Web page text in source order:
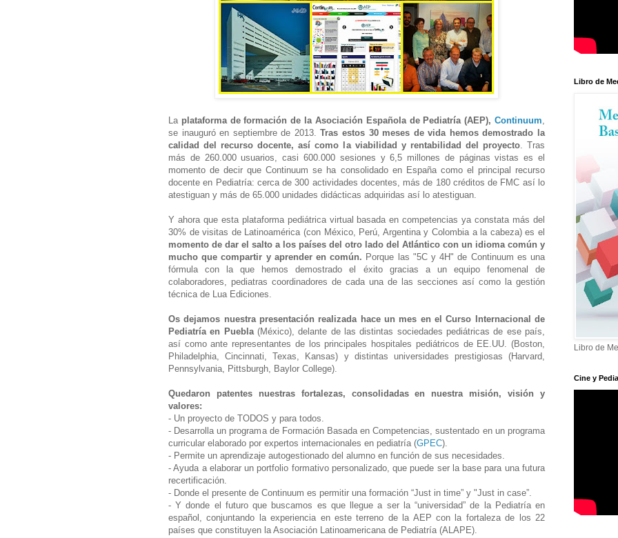
La plataforma de formación de la Asociación Española de Pediatría (AEP),Continuum
se inauguró en septiembre de 2013.Tras estos 30 meses de vida hemos demostrado la
calidad del recurso docente, así como la viabilidad y rentabilidad del proyecto. Tras
más de 260.000 usuarios, casi 600.000 sesiones y 6,5 millones de páginas vistas es el
momento de decir que Continuum se ha consolidado en España como el principal recurso
docente en Pediatría: cerca de 300 actividades docentes, más de 180 créditos de FMC así lo
atestiguan y más de 65.000 unidades didácticas adquiridas así lo atestiguan.
Y ahora que esta plataforma pediátrica virtual basada en competencias ya constata más del
30% de visitas de Latinoamérica (con México, Perú, Argentina y Colombia a la cabeza) es el
momento de dar el salto a los países del otro lado del Atlántico con un idioma común y
mucho que compartir y aprender en común. Porque las "5C y 4H" de Continuum es una
fórmula con la que hemos demostrado el éxito gracias a un equipo fenomenal de
colaboradores, pediatras coordinadores de cada una de las secciones así como la gestión
técnica de Lua Ediciones.
Os dejamos nuestra presentación realizada hace un mes en el Curso Internacional de
Pediatría en Puebla (México), delante de las distintas sociedades pediátricas de ese país,
así como ante representantes de los principales hospitales pediátricos de EE.UU. (Boston,
Philadelphia, Cincinnati, Texas, Kansas) y distintas universidades prestigiosas (Harvard,
Pennsylvania, Pittsburgh, Baylor College).
Quedaron patentes nuestras fortalezas, consolidadas en nuestra misión, visión y
valores:
- Un proyecto de TODOS y para todos.
- Desarrolla un programa de Formación Basada en Competencias, sustentado en un programa
curricular elaborado por expertos internacionales en pediatría (GPEC).
- Permite un aprendizaje autogestionado del alumno en función de sus necesidades.
- Ayuda a elaborar un portfolio formativo personalizado, que puede ser la base para una futura
recertificación.
- Donde el presente de Continuum es permitir una formación “Just in time” y "Just in case”.
- Y donde el futuro que buscamos es que llegue a ser la “universidad” de la Pediatría en
español, conjuntando la experiencia en este terreno de la AEP con la fortaleza de los 22
países que constituyen la Asociación Latinoamericana de Pediatría (ALAPE).
Libro de
Libro de
Cine y